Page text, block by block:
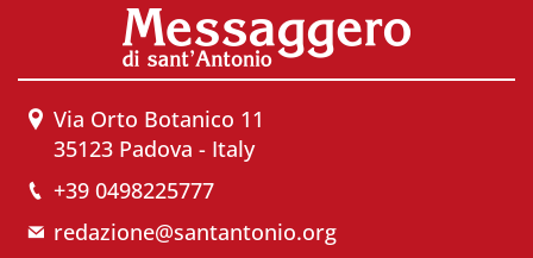
Via Orto Botanico 11
35123 Padova - Italy
+39 0498225777
redazione@santantonio.org